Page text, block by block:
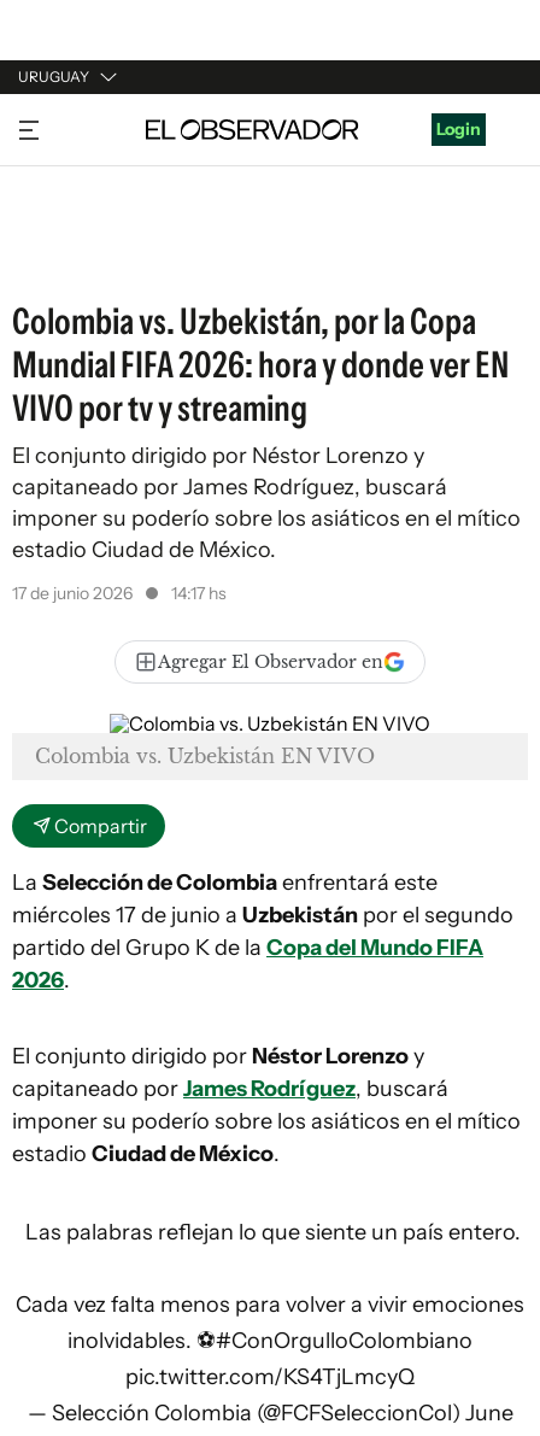
URUGUAY
URUGUAY
ARGENTINA
Login
Colombia vs. Uzbekistán, por la Copa
Mundial FIFA 2026: hora y donde ver EN
VIVO por tv y streaming
El conjunto dirigido por Néstor Lorenzo y
capitaneado por James Rodríguez, buscará
imponer su poderío sobre los asiáticos en el mítico
estadio Ciudad de México.
17 de junio 2026 14:17 hs
Agregar El Observador en
Colombia vs. Uzbekistán EN VIVO
Compartir
La Selección de Colombiaenfrentará este
miércoles 17 de junio a Uzbekistán por el segundo
partido del Grupo K de la Copa del Mundo FIFA
2026.
El conjunto dirigido por Néstor Lorenzoy
capitaneado porJames Rodríguez, buscará
imponer su poderío sobre los asiáticos en el mítico
estadio Ciudad de México.
️ Las palabras reflejan lo que siente un país entero.
Cada vez falta menos para volver a vivir emociones
inolvidables. ⚽#ConOrgulloColombiano
pic.twitter.com/KS4TjLmcyQ
— Selección Colombia (@FCFSeleccionCol) June